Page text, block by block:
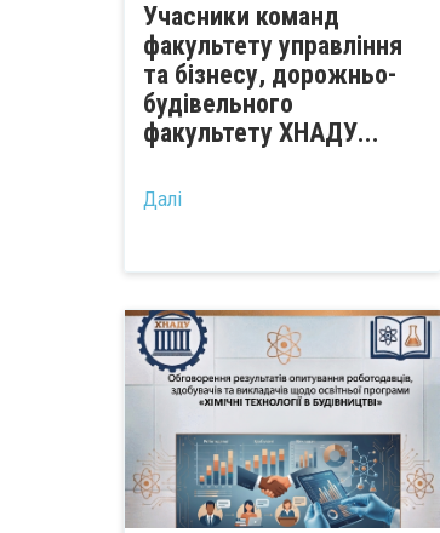
Учасники команд
факультету управління
та бізнесу, дорожньо-
будівельного
факультету ХНАДУ...
Далі